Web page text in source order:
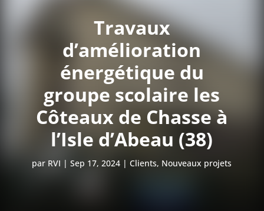
Travaux
d’amélioration
énergétique du
groupe scolaire les
Côteaux de Chasse à
l’Isle d’Abeau (38)
par RVI Sep 17, 2024 Clients, Nouveaux projets